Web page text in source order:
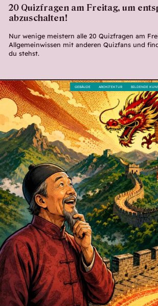
20 Quizfragen am Freitag, um
abzuschalten!
Nur wenige meistern alle 20 Quizfragen am
Allgemeinwissen mit anderen Quizfans und
du stehst.
BILDENDE
ARCHITEKTUR
GEBÄUDE